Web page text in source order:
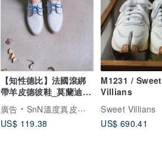
【知性德比】法國滾綁
帶羊皮德彼鞋_莫蘭迪灰
| 手工訂製 | MIT
廣告
SnN溫度真皮手工鞋
US$ 119.38
M1231 / Sweet
Villians
Sweet Villians
US$ 690.41